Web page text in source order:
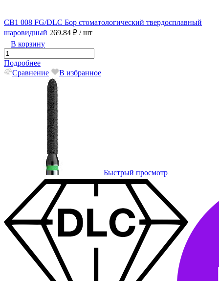
CB1 008 FG/DLC Бор стоматологический твердосплавный
шаровидный 269.84 ₽ / шт
В корзину
Подробнее
Сравнение
В избранное
Быстрый просмотр